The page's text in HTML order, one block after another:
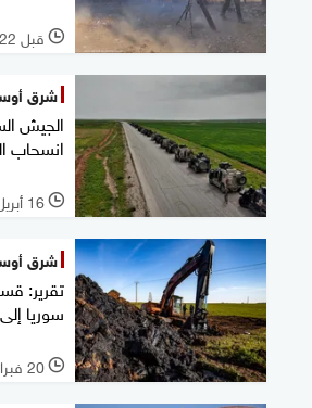
l قبل 22 ساعة
شرق
الجيش
انسحاب
l 16 أبريل 2026
شرق
تقرير:
سوريا
l 20 فبراير 2026